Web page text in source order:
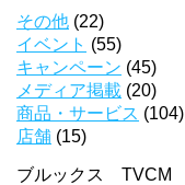
その他 (22)
イベント (55)
キャンペーン (45)
メディア掲載 (20)
商品・サービス (104)
店舗 (15)
ブルックス TVCM